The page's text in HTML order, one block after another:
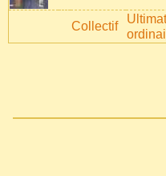
Collectif